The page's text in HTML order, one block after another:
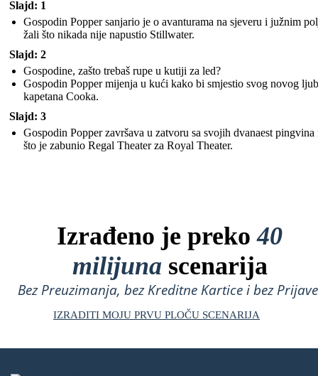
Slajd: 1
Gospodin Popper sanjario je o avanturama na sjeveru i južnim
žali što nikada nije napustio Stillwater.
Slajd: 2
Gospodine, zašto trebaš rupe u kutiji za led?
Gospodin Popper mijenja u kući kako bi smjestio svog novog
kapetana Cooka.
Slajd: 3
Gospodin Popper završava u zatvoru sa svojih dvanaest pingvina
što je zabunio Regal Theater za Royal Theater.
Izrađeno je preko40
milijuna scenarija
Bez Preuzimanja, bez Kreditne Kartice i bez
IZRADITI MOJU PRVU PLOČU SCENARIJA